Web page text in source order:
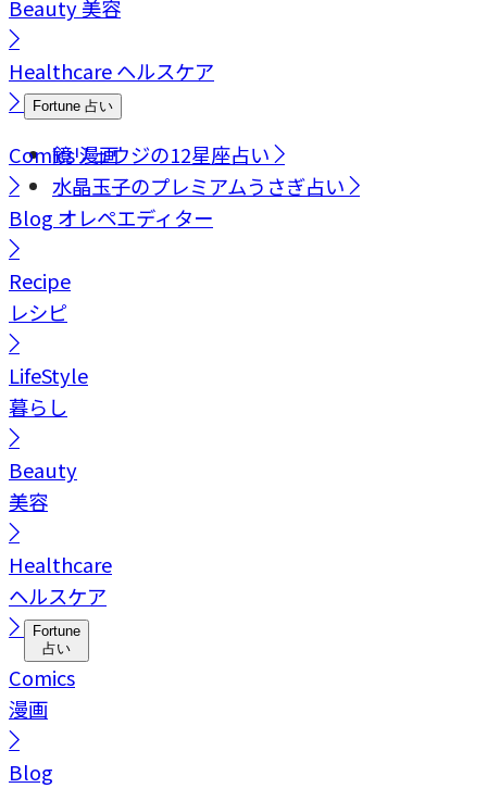
Beauty美容
Healthcareヘルスケア
Fortune 占い
鏡リュウジの12星座占い
水晶玉子のプレミアムうさぎ占い
Comics漫画
Blog オレペエディター
Recipe
レシピ
LifeStyle
暮らし
Beauty
美容
Healthcare
ヘルスケア
Fortune
占い
Comics
漫画
Blog